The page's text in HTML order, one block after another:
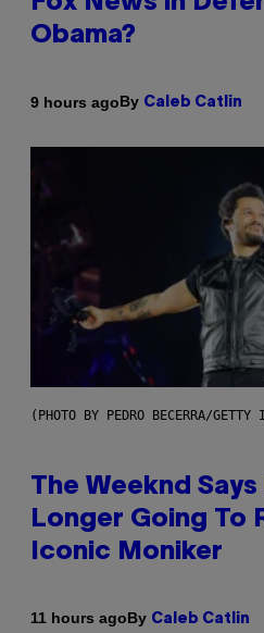
Obama?
9 hours agoBy Caleb Catlin
(PHOTO BY PEDRO BECERRA/
The Weeknd Says
Longer Going To
Iconic Moniker
11 hours agoBy Caleb Catlin